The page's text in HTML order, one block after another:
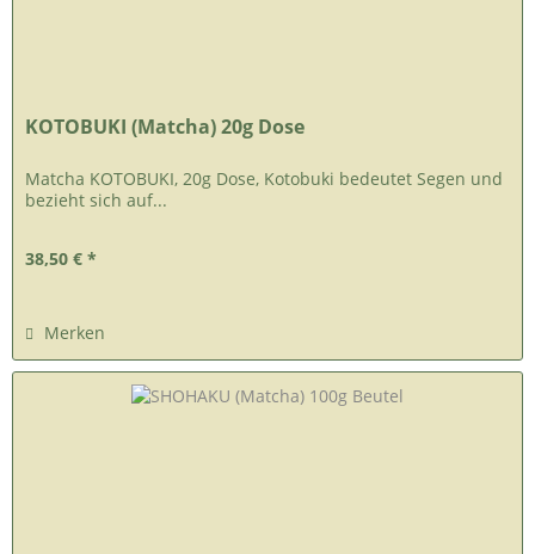
KOTOBUKI (Matcha) 20g Dose
Matcha KOTOBUKI, 20g Dose, Kotobuki bedeutet Segen und
bezieht sich auf...
38,50 € *
Merken